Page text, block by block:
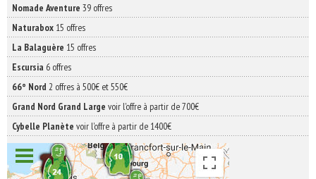
Nomade Aventure 39 offres
Naturabox 15 offres
La Balaguère 15 offres
Escursia 6 offres
66° Nord 2 offres à 500€ et 550€
Grand Nord Grand Large voir l'offre à partir de 700€
Cybelle Planète voir l'offre à partir de 1400€